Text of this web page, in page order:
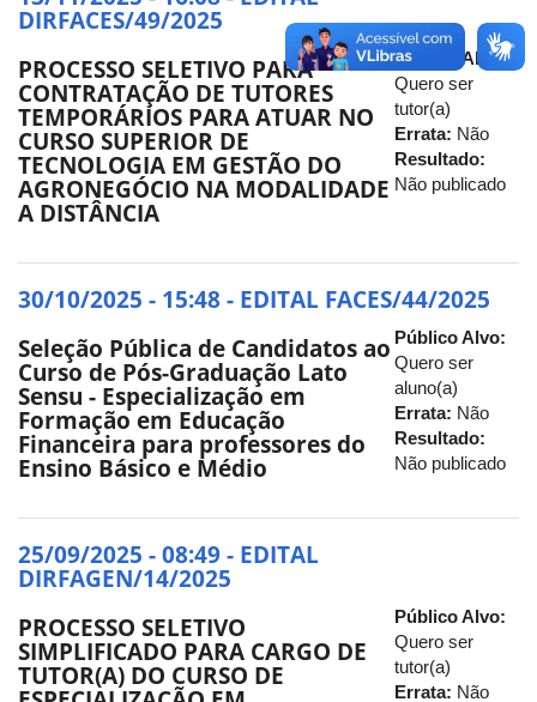
DIRFACES/49/2025
PROCESSO SELETIVO PARA
CONTRATAÇÃO DE TUTORES
TEMPORÁRIOS PARA ATUAR NO
CURSO SUPERIOR DE
TECNOLOGIA EM GESTÃO DO
AGRONEGÓCIO NA MODALIDADE
A DISTÂNCIA
Público Alvo:
Quero ser
tutor(a)
Errata: Não
Resultado:
Não publicado
30/10/2025 - 15:48 - EDITAL FACES/44/2025
Seleção Pública de Candidatos ao
Curso de Pós-Graduação Lato
Sensu - Especialização em
Formação em Educação
Financeira para professores do
Ensino Básico e Médio
Público Alvo:
Quero ser
aluno(a)
Errata: Não
Resultado:
Não publicado
25/09/2025 - 08:49 - EDITAL
DIRFAGEN/14/2025
PROCESSO SELETIVO
SIMPLIFICADO PARA CARGO DE
TUTOR(A) DO CURSO DE
Público Alvo:
Quero ser
tutor(a)
Errata: Não